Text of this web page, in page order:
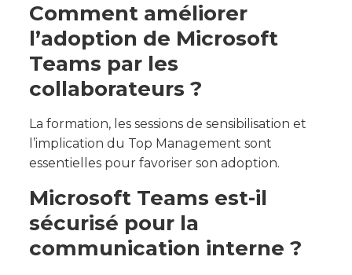
Comment améliorer
l’adoption de Microsoft
Teams par les
collaborateurs ?
La formation, les sessions de sensibilisation et
l’implication du Top Management sont
essentielles pour favoriser son adoption.
Microsoft Teams est-il
sécurisé pour la
communication interne ?